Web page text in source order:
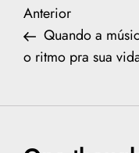
N
a
Previous
Post
Anterior
Quando a
o ritmo pra sua